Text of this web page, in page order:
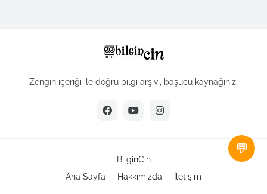
Zengin içeriği ile doğru bilgi arşivi, başucu kaynağınız.
BilginCin
Ana Sayfa
Hakkımızda İletişim
💬